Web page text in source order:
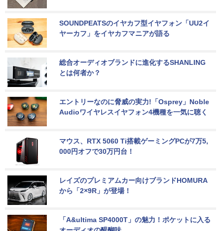
SOUNDPEATSのイヤカフ型イヤフォン「UU2イ
ヤーカフ」をイヤカフマニアが語る
総合オーディオブランドに進化するSHANLING
とは何者か？
エントリーなのに脅威の実力!「Osprey」Noble
Audioワイヤレスイヤフォン4機種を一気に聴く
マウス、RTX 5060 Ti搭載ゲーミングPCが7万5,
000円オフで30万円台！
レイズのプレミアムカー向けブランドHOMURA
から「2×9R」が登場！
「A&ultima SP4000T」の魅力！ポケットに入る